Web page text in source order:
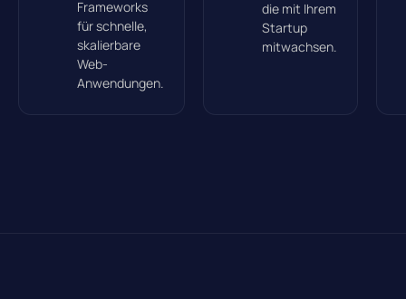
Frameworks
für schnelle,
skalierbare
Web-
Anwendungen.
die mit Ihrem
Startup
mitwachsen.